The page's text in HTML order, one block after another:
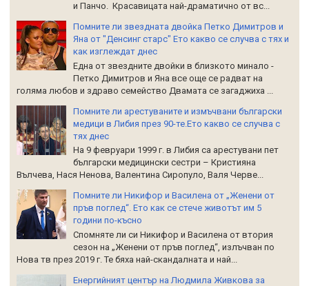
и Панчо. Красавицата най-драматично от вс...
Помните ли звездната двойка Петко Димитров и
Яна от "Денсинг старс" Ето какво се случва с тях и
как изглеждат днес
Една от звездните двойки в близкото минало -
Петко Димитров и Яна все още се радват на
голяма любов и здраво семейство Двамата се загаджиха ...
Помните ли арестуваните и измъчвани български
медици в Либия през 90-те.Ето какво се случва с
тях днес
На 9 февруари 1999 г. в Либия са арестувани пет
български медицински сестри – Кристияна
Вълчева, Нася Ненова, Валентина Сиропуло, Валя Черве...
Помните ли Никифор и Василена от „Женени от
пръв поглед“. Ето как се стече животът им 5
години по-късно
Спомняте ли си Никифор и Василена от втория
сезон на „Женени от пръв поглед“, излъчван по
Нова тв през 2019 г. Те бяха най-скандалната и най...
Енергийният център на Людмила Живкова за